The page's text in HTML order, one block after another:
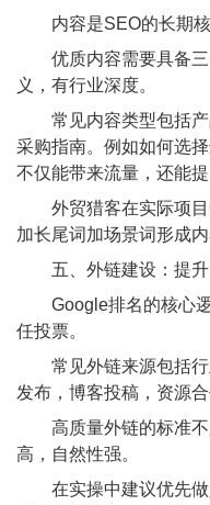
内容是SEO的长期核
优质内容需要具备三
义，有行业深度。
常见内容类型包括产
采购指南。例如如何选
不仅能带来流量，还能提
外贸猎客在实际项目
加长尾词加场景词形成
五、外链建设：提升
Google排名的核心逻
任投票。
常见外链来源包括行
发布，博客投稿，资源合
高质量外链的标准不
高，自然性强。
在实操中建议优先做